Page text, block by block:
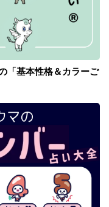
「基本性格＆カラーご